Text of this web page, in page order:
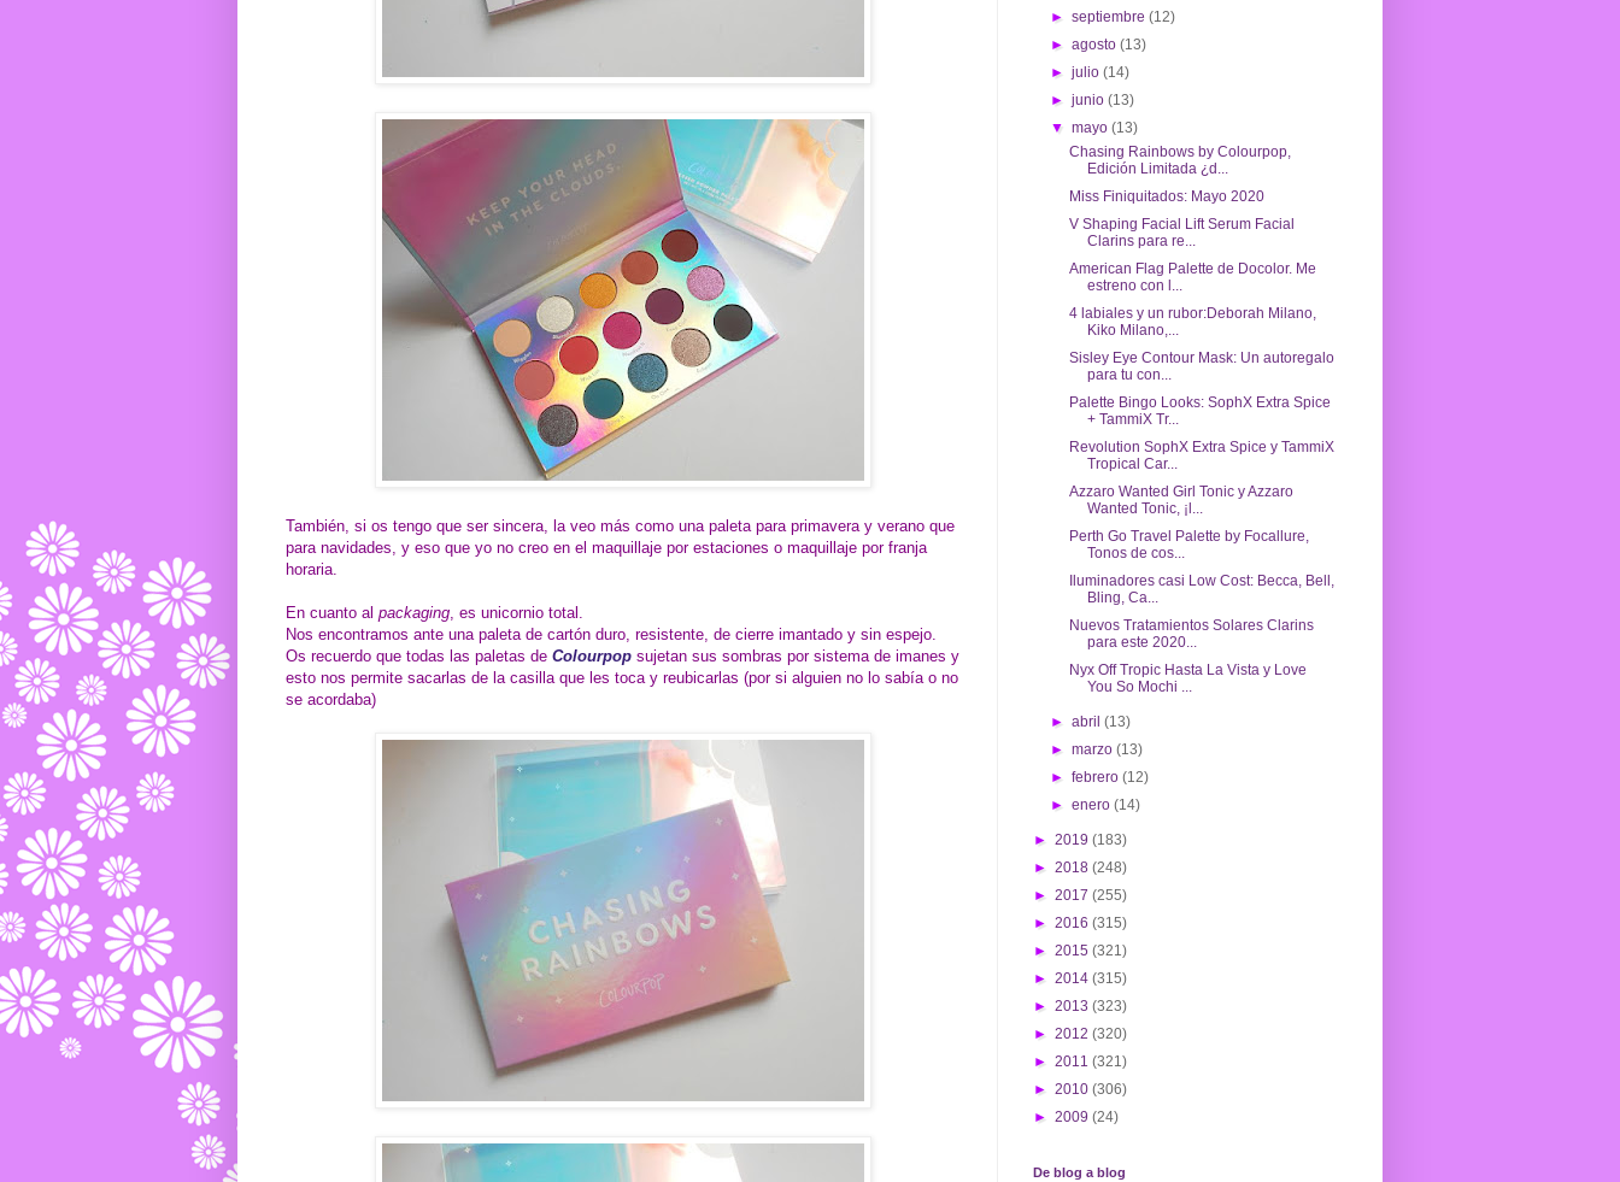
También, si os tengo que ser sincera, la veo más como una paleta para primavera y verano que
para navidades, y eso que yo no creo en el maquillaje por estaciones o maquillaje por franja
horaria.
En cuanto al packaging, es unicornio total.
Nos encontramos ante una paleta de cartón duro, resistente, de cierre imantado y sin espejo.
Os recuerdo que todas las paletas de Colourpop sujetan sus sombras por sistema de imanes y
esto nos permite sacarlas de la casilla que les toca y reubicarlas (por si alguien no lo sabía o no
se acordaba)
►septiembre(12)
►agosto(13)
►julio(14)
►junio(13)
▼mayo(13)
Chasing Rainbows by Colourpop,
Edición Limitada ¿d...
Miss Finiquitados: Mayo 2020
V Shaping Facial Lift Serum Facial
Clarins para re...
American Flag Palette de Docolor. Me
estreno con l...
4 labiales y un rubor:Deborah Milano,
Kiko Milano,...
Sisley Eye Contour Mask: Un autoregalo
para tu con...
Palette Bingo Looks: SophX Extra Spice
+ TammiX Tr...
Revolution SophX Extra Spice y TammiX
Tropical Car...
Azzaro Wanted Girl Tonic y Azzaro
Wanted Tonic, ¡l...
Perth Go Travel Palette by Focallure,
Tonos de cos...
Iluminadores casi Low Cost: Becca, Bell,
Bling, Ca...
Nuevos Tratamientos Solares Clarins
para este 2020...
Nyx Off Tropic Hasta La Vista y Love
You So Mochi ...
►abril(13)
►marzo(13)
►febrero(12)
►enero(14)
► 2019 (183)
► 2018 (248)
► 2017 (255)
► 2016 (315)
► 2015 (321)
► 2014 (315)
► 2013 (323)
► 2012 (320)
► 2011 (321)
► 2010 (306)
► 2009 (24)
De blog a blog